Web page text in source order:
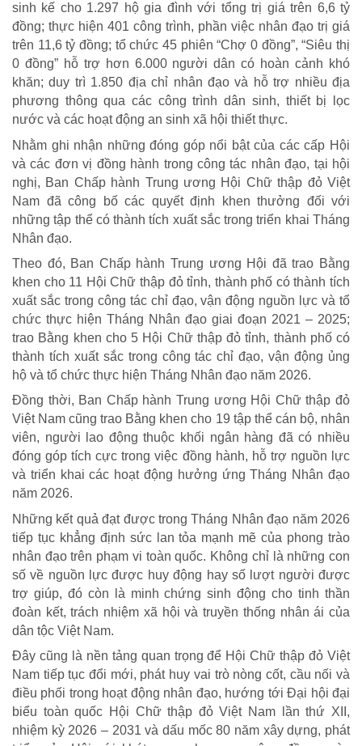
CUỘC SỐNG TƯƠI ĐẸP
Nối trọn yêu thương VTV1
Trái tim có nắng
sinh kế cho 1.297 hộ gia đình với tổng trị giá trên 6,6 tỷ
đồng; thực hiện 401 công trình, phần việc nhân đạo trị giá
trên 11,6 tỷ đồng; tổ chức 45 phiên “Chợ 0 đồng”, “Siêu thị
0 đồng” hỗ trợ hơn 6.000 người dân có hoàn cảnh khó
khăn; duy trì 1.850 địa chỉ nhân đạo và hỗ trợ nhiều địa
phương thông qua các công trình dân sinh, thiết bị lọc
nước và các hoạt động an sinh xã hội thiết thực.
Nhằm ghi nhận những đóng góp nổi bật của các cấp Hội
và các đơn vị đồng hành trong công tác nhân đạo, tại hội
nghị, Ban Chấp hành Trung ương Hội Chữ thập đỏ Việt
Nam đã công bố các quyết định khen thưởng đối với
những tập thể có thành tích xuất sắc trong triển khai Tháng
Nhân đạo.
Theo đó, Ban Chấp hành Trung ương Hội đã trao Bằng
khen cho 11 Hội Chữ thập đỏ tỉnh, thành phố có thành tích
xuất sắc trong công tác chỉ đạo, vận động nguồn lực và tổ
chức thực hiện Tháng Nhân đạo giai đoạn 2021 – 2025;
trao Bằng khen cho 5 Hội Chữ thập đỏ tỉnh, thành phố có
thành tích xuất sắc trong công tác chỉ đạo, vận động ủng
hộ và tổ chức thực hiện Tháng Nhân đạo năm 2026.
Đồng thời, Ban Chấp hành Trung ương Hội Chữ thập đỏ
Việt Nam cũng trao Bằng khen cho 19 tập thể cán bộ, nhân
viên, người lao động thuộc khối ngân hàng đã có nhiều
đóng góp tích cực trong việc đồng hành, hỗ trợ nguồn lực
và triển khai các hoạt động hưởng ứng Tháng Nhân đạo
năm 2026.
Những kết quả đạt được trong Tháng Nhân đạo năm 2026
tiếp tục khẳng định sức lan tỏa mạnh mẽ của phong trào
nhân đạo trên phạm vi toàn quốc. Không chỉ là những con
số về nguồn lực được huy động hay số lượt người được
trợ giúp, đó còn là minh chứng sinh động cho tinh thần
đoàn kết, trách nhiệm xã hội và truyền thống nhân ái của
dân tộc Việt Nam.
Đây cũng là nền tảng quan trọng để Hội Chữ thập đỏ Việt
Nam tiếp tục đổi mới, phát huy vai trò nòng cốt, cầu nối và
điều phối trong hoạt động nhân đạo, hướng tới Đại hội đại
biểu toàn quốc Hội Chữ thập đỏ Việt Nam lần thứ XII,
nhiệm kỳ 2026 – 2031 và dấu mốc 80 năm xây dựng, phát